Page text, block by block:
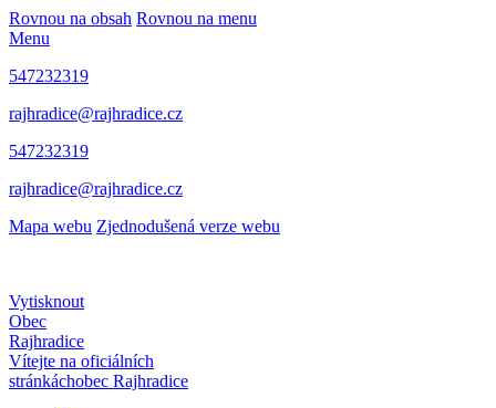
Rovnou na obsah Rovnou na menu
Menu
547232319
rajhradice@rajhradice.cz
547232319
rajhradice@rajhradice.cz
Mapa webu Zjednodušená verze webu
Vytisknout
Obec
Rajhradice
Vítejte na oficiálních
stránkáchobec Rajhradice